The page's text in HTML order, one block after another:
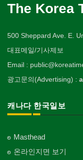
The Korea
500 Sheppard Ave. E.
대표메일/기사제보
Email :
광고문의(Advertising) :
캐나다 한국일보
Masthead
온라인지면 보기